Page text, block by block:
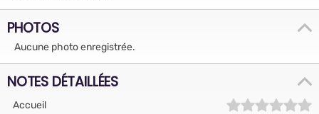
PHOTOS
Aucune photo enregistrée.
NOTES DÉTAILLÉES
Accueil